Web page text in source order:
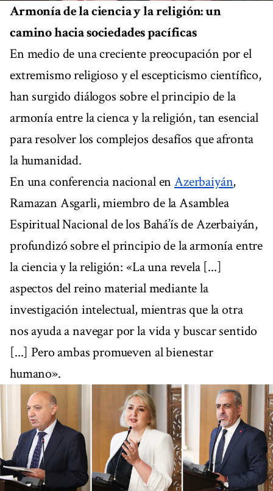
Armonía de la ciencia y la religión: un
camino hacia sociedades pacíficas
En medio de una creciente preocupación por el
extremismo religioso y el escepticismo científico,
han surgido diálogos sobre el principio de la
armonía entre la cienca y la religión, tan esencial
para resolver los complejos desafíos que afronta
la humanidad.
En una conferencia nacional enAzerbaiyán,
Ramazan Asgarli, miembro de la Asamblea
Espiritual Nacional de los Bahá’ís de Azerbaiyán,
profundizó sobre el principio de la armonía entre
la ciencia y la religión: «La una revela [...]
aspectos del reino material mediante la
investigación intelectual, mientras que la otra
nos ayuda a navegar por la vida y buscar sentido
[...] Pero ambas promueven al bienestar
humano».